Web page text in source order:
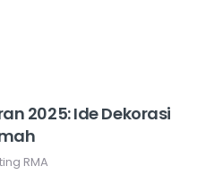
2025: Ide Dekorasi
RMA